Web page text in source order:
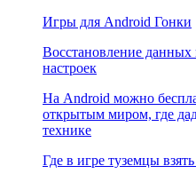
Игры для Android Гонки
Восстановление данных
настроек
На Android можно
открытым миром, где
технике
Где в игре туземцы